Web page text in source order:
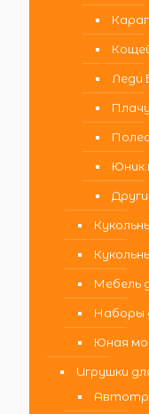
Леди
Юник
Мебель
Наборы
Юная
Игрушки